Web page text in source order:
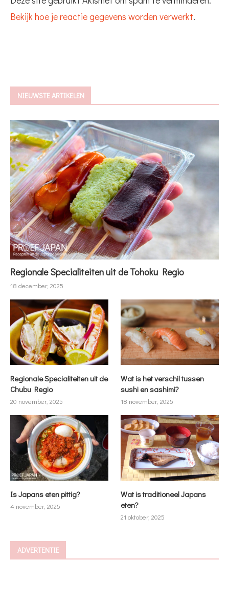
Bekijk hoe je reactie gegevens worden verwerkt.
NIEUWSTE ARTIKELEN
Regionale Specialiteiten uit de Tohoku Regio
18 december, 2025
Regionale Specialiteiten uit de
Chubu Regio
20 november, 2025
Wat is het verschil tussen
sushi en sashimi?
18 november, 2025
Is Japans eten pittig?
4 november, 2025
Wat is traditioneel Japans
eten?
21 oktober, 2025
ADVERTENTIE